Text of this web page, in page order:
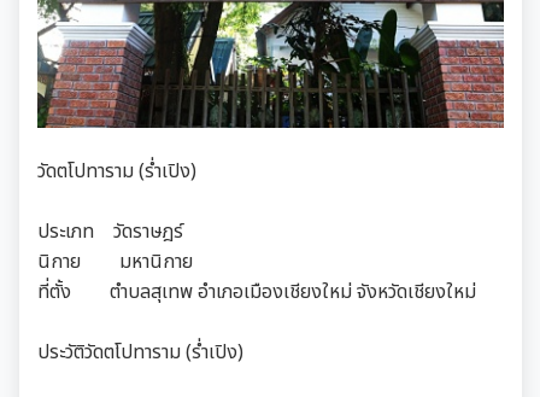
วัดตโปทาราม (ร่ำเปิง)
ประเภท วัดราษฎร์
นิกาย มหานิกาย
ที่ตั้ง ตำบลสุเทพ อำเภอเมืองเชียงใหม่ จังหวัดเชียงใหม่
ประวัติวัดตโปทาราม (ร่ำเปิง)